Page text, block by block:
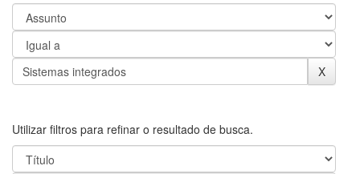
Utilizar filtros para refinar o resultado de busca.